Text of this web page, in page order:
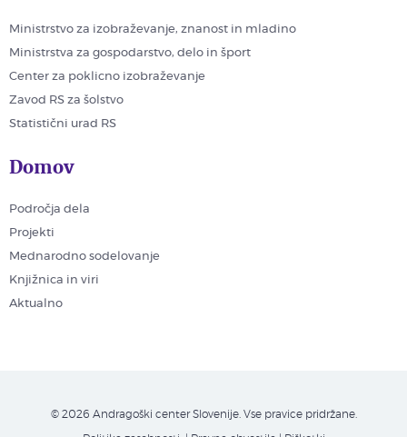
Ministrstvo za izobraževanje, znanost in mladino
Ministrstva za gospodarstvo, delo in šport
Center za poklicno izobraževanje
Zavod RS za šolstvo
Statistični urad RS
Domov
Področja dela
Projekti
Mednarodno sodelovanje
Knjižnica in viri
Aktualno
© 2026 Andragoški center Slovenije. Vse pravice pridržane.